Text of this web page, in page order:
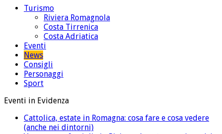
Turismo
Riviera Romagnola
Costa Tirrenica
Costa Adriatica
Eventi
News
Consigli
Personaggi
Sport
Eventi in Evidenza
Cattolica, estate in Romagna: cosa fare e cosa vedere
(anche nei dintorni)